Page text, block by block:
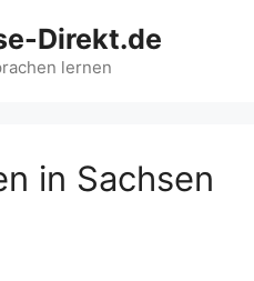
Direkt.de
lernen
in Sachsen